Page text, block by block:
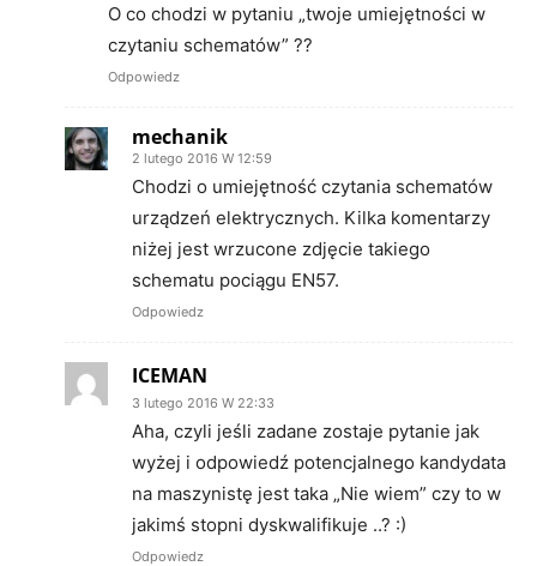
O co chodzi w pytaniu „twoje umiejętności w
czytaniu schematów” ??
Odpowiedz
mechanik
2 lutego 2016 W 12:59
Chodzi o umiejętność czytania schematów
urządzeń elektrycznych. Kilka komentarzy
niżej jest wrzucone zdjęcie takiego
schematu pociągu EN57.
Odpowiedz
ICEMAN
3 lutego 2016 W 22:33
Aha, czyli jeśli zadane zostaje pytanie jak
wyżej i odpowiedź potencjalnego kandydata
na maszynistę jest taka „Nie wiem” czy to w
jakimś stopni dyskwalifikuje ..? :)
Odpowiedz